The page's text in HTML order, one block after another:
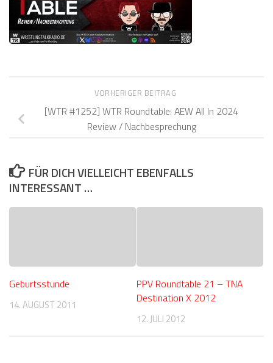
VORHERIGER BEITRAG
[WTR #1252] WTR Roundtable: AEW All In 2024
Review / Nachbesprechung
FÜR DICH VIELLEICHT EBENFALLS
INTERESSANT …
Geburtsstunde
14. AUGUST 2011
PPV Roundtable 21 – TNA
Destination X 2012
12. JULI 2012